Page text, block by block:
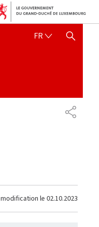
FRFRANÇAIS
AFFICHER / MASQUER
le 02.10.2023